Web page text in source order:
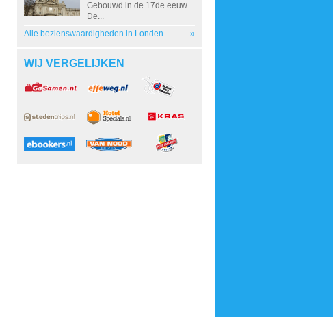
Gebouwd in de 17de eeuw.
De...
Alle bezienswaardigheden in Londen
»
WIJ VERGELIJKEN